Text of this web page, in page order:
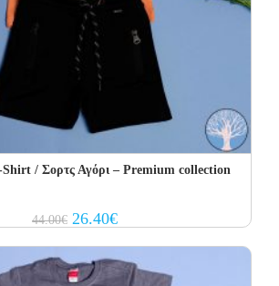
Shirt / Σορτς Αγόρι – Premium collection
44.00€ Original
price
26.40€Current
price